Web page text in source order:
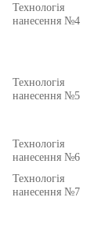
Технологія
нанесення №4
Технологія
нанесення №5
Технологія
нанесення №6
Технологія
нанесення №7